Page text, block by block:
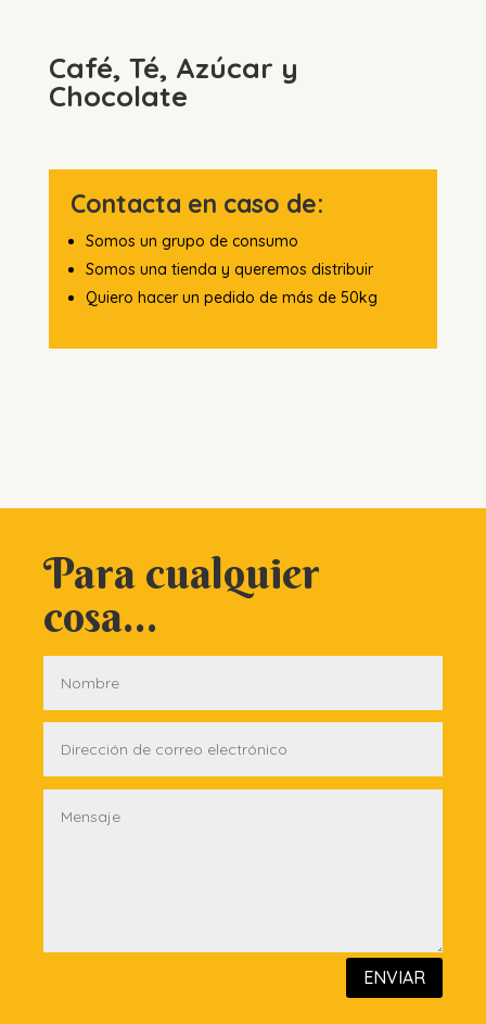
Café, Té, Azúcar y
Chocolate
Contacta en caso de:
Somos un grupo de consumo
Somos una tienda y queremos distribuir
Quiero hacer un pedido de más de 50kg
Para cualquier
cosa...
ENVIAR